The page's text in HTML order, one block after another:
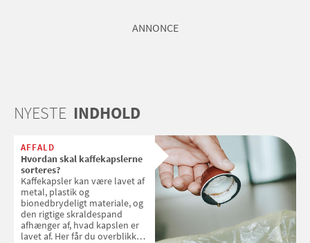
ANNONCE
NYESTE INDHOLD
AFFALD
Hvordan skal kaffekapslerne
sorteres?
Kaffekapsler kan være lavet af
metal, plastik og
bionedbrydeligt materiale, og
den rigtige skraldespand
afhænger af, hvad kapslen er
lavet af. Her får du overblikket